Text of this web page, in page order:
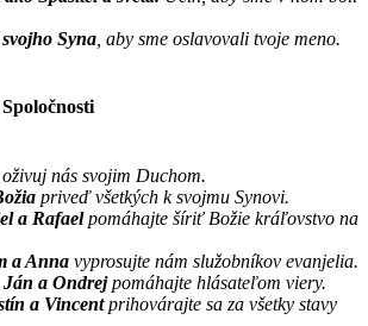
Syna , aby sme oslavovali tvoje meno.
oživuj nás svojim Duchom.
priveď všetkých k svojmu Synovi.
a Rafaelpomáhajte šíriť Božie kráľovstvo na
a Anna vyprosujte nám služobníkov evanjelia.
Ján a Ondrejpomáhajte hlásateľom viery.
a Vincentprihovárajte sa za všetky stavy